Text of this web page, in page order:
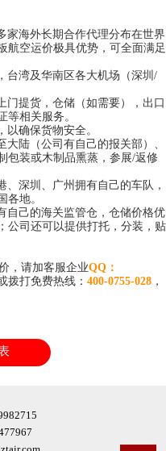
海外长期合作代理分布在世界
航空运价极具优势，可全面满足
湾及华南区各大机场（深圳/
提货，仓储（如需要），出口
等相关服务。
确保货物安全。
陆（公司有自己的报关部）、
包装或木制品熏蒸，参展/返修
深圳、广州拥有自己的车队，
各地。
己的海关监管仓，仓储价格优
公司还可以提供打托，分装，贴
，请加客服企业QQ：
拨打免费热线： 400-0755-028 ，